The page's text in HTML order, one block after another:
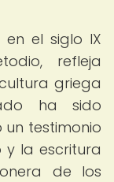
el siglo IX
refleja
griega
ha sido
testimonio
y la escritura
de los